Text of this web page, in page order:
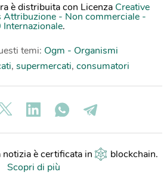
è distribuita con Licenza Creative
Attribuzione - Non commerciale -
Internazionale.
temi: Ogm - Organismi
, supermercati, consumatori
è certificata in blockchain.
Scopri di più